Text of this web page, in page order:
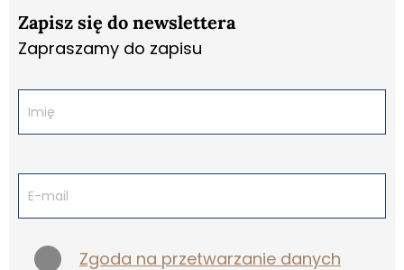
Zapisz się do newslettera
Zapraszamy do zapisu
Zgoda na przetwarzanie danych